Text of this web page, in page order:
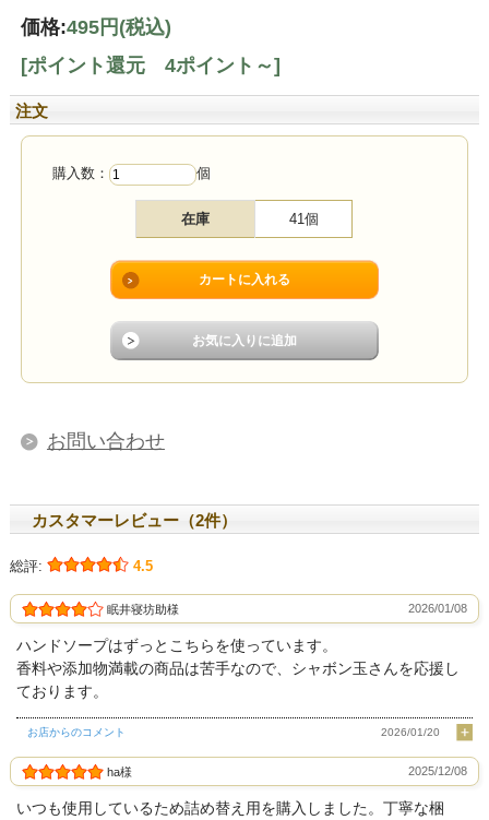
価格:495円 (税込)
[ポイント還元 4ポイント～]
注文
購入数： 個
在庫 41個
お問い合わせ
カスタマーレビュー（2件）
総評: 4.5
眠井寝坊助様 2026/01/08
ハンドソープはずっとこちらを使っています。
香料や添加物満載の商品は苦手なので、シャボン玉さんを応援し
ております。
お店からのコメント 2026/01/20
ha様 2025/12/08
いつも使用しているため詰め替え用を購入しました。丁寧な梱